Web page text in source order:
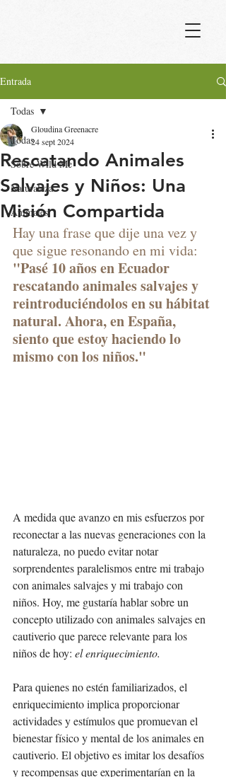
Entrada
Todas
Sobre Wild Me
Naturaleza
Animales
Todas
Rescatando Animales
Salvajes y Niños: Una
Misión Compartida
Gloudina Greenacre
24 sept 2024
Hay una frase que dije una vez y
que sigue resonando en mi vida:
"Pasé 10 años en Ecuador
rescatando animales salvajes y
reintroduciéndolos en su hábitat
natural. Ahora, en España,
siento que estoy haciendo lo
mismo con los niños."
A medida que avanzo en mis esfuerzos por
reconectar a las nuevas generaciones con la
naturaleza, no puedo evitar notar
sorprendentes paralelismos entre mi trabajo
con animales salvajes y mi trabajo con
niños. Hoy, me gustaría hablar sobre un
concepto utilizado con animales salvajes en
cautiverio que parece relevante para los
niños de hoy: el enriquecimiento.
Para quienes no estén familiarizados, el
enriquecimiento implica proporcionar
actividades y estímulos que promuevan el
bienestar físico y mental de los animales en
cautiverio. El objetivo es imitar los desafíos
y recompensas que experimentarían en la